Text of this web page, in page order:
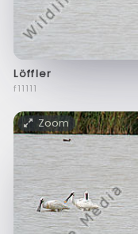
Löffler
f11111
Zoom